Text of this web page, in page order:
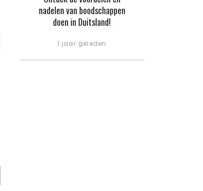
nadelen van boodschappen
doen in Duitsland!
1 jaar geleden